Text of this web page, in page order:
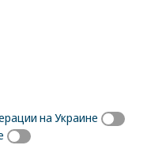
на Украине